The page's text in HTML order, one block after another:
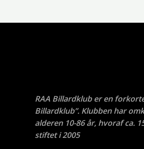
RAA Billardklub er en
Billardklub”. Klubben har
alderen 10-86 år, hvoraf ca.
stiftet i 2005